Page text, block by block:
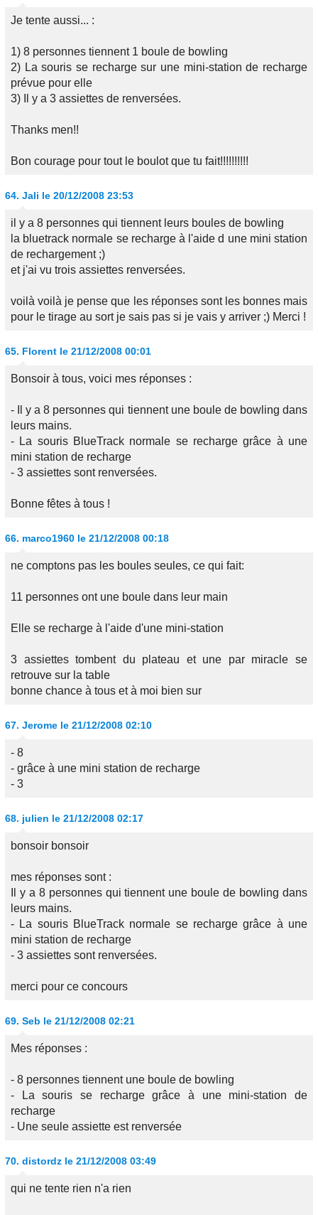
Je tente aussi... :
1) 8 personnes tiennent 1 boule de bowling
2) La souris se recharge sur une mini-station de recharge
prévue pour elle
3) Il y a 3 assiettes de renversées.
Thanks men!!
Bon courage pour tout le boulot que tu fait!!!!!!!!!!
64. Jali le 20/12/2008 23:53
il y a 8 personnes qui tiennent leurs boules de bowling
la bluetrack normale se recharge à l'aide d une mini station
de rechargement ;)
et j'ai vu trois assiettes renversées.
voilà voilà je pense que les réponses sont les bonnes mais
pour le tirage au sort je sais pas si je vais y arriver ;) Merci !
65. Florent le 21/12/2008 00:01
Bonsoir à tous, voici mes réponses :
- Il y a 8 personnes qui tiennent une boule de bowling dans
leurs mains.
- La souris BlueTrack normale se recharge grâce à une
mini station de recharge
- 3 assiettes sont renversées.
Bonne fêtes à tous !
66. marco1960 le 21/12/2008 00:18
ne comptons pas les boules seules, ce qui fait:
11 personnes ont une boule dans leur main
Elle se recharge à l'aide d'une mini-station
3 assiettes tombent du plateau et une par miracle se
retrouve sur la table
bonne chance à tous et à moi bien sur
67. Jerome le 21/12/2008 02:10
- 8
- grâce à une mini station de recharge
- 3
68. julien le 21/12/2008 02:17
bonsoir bonsoir
mes réponses sont :
Il y a 8 personnes qui tiennent une boule de bowling dans
leurs mains.
- La souris BlueTrack normale se recharge grâce à une
mini station de recharge
- 3 assiettes sont renversées.
merci pour ce concours
69. Seb le 21/12/2008 02:21
Mes réponses :
- 8 personnes tiennent une boule de bowling
- La souris se recharge grâce à une mini-station de
recharge
- Une seule assiette est renversée
70. distordz le 21/12/2008 03:49
qui ne tente rien n'a rien